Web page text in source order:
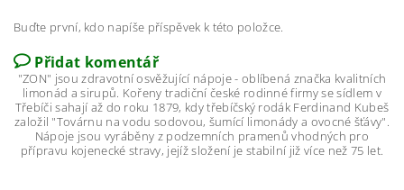
Buďte první, kdo napíše příspěvek k této položce.
Přidat komentář
"ZON" jsou zdravotní osvěžující nápoje - oblíbená značka kvalitních
limonád a sirupů. Kořeny tradiční české rodinné firmy se sídlem v
Třebíči sahají až do roku 1879, kdy třebíčský rodák Ferdinand Kubeš
založil "Továrnu na vodu sodovou, šumící limonády a ovocné šťávy".
Nápoje jsou vyráběny z podzemních pramenů vhodných pro
přípravu kojenecké stravy, jejíž složení je stabilní již více než 75 let.